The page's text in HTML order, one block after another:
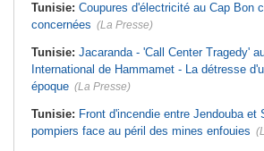
Tunisie: Coupures d'électricité au Cap Bon
concernées (La Presse)
Tunisie: Jacaranda - 'Call Center Tragedy'
International de Hammamet - La détresse
époque (La Presse)
Tunisie: Front d'incendie entre Jendouba et
pompiers face au péril des mines enfouies